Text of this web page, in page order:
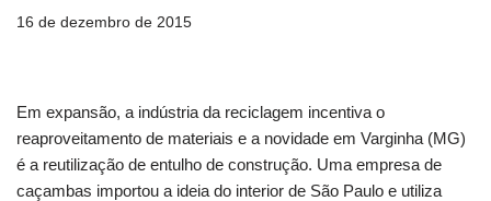
16 de dezembro de 2015
Em expansão, a indústria da reciclagem incentiva o
reaproveitamento de materiais e a novidade em Varginha (MG)
é a reutilização de entulho de construção. Uma empresa de
caçambas importou a ideia do interior de São Paulo e utiliza